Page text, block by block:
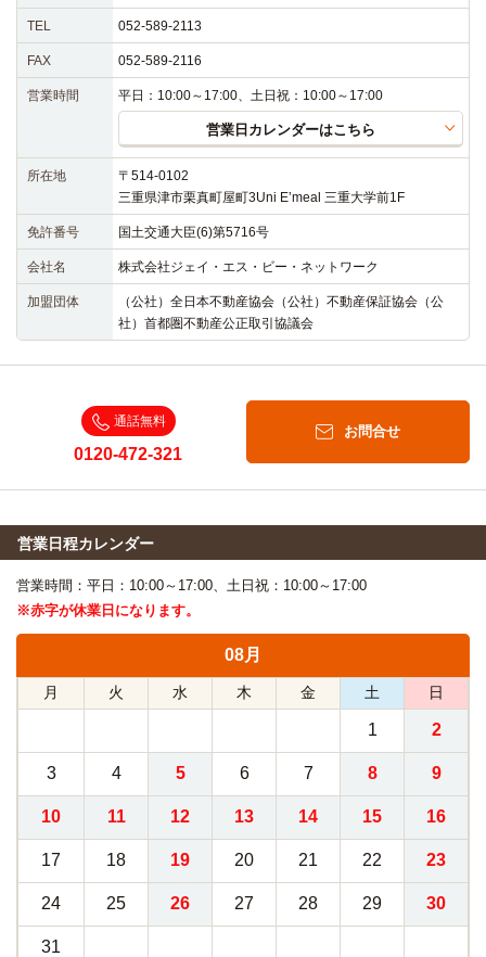
TEL 052-589-2113
FAX 052-589-2116
営業時間 平日：10:00～17:00、土日祝：10:00～17:00
営業日カレンダーはこちら
所在地
〒514-0102
三重県津市栗真町屋町3Uni E’meal 三重大学前1F
免許番号 国土交通大臣(6)第5716号
会社名 株式会社ジェイ・エス・ビー・ネットワーク
加盟団体
（公社）全日本不動産協会（公社）不動産保証協会（公
社）首都圏不動産公正取引協議会
通話無料
0120-472-321
お問合せ
営業日程カレンダー
営業時間：平日：10:00～17:00、土日祝：10:00～17:00
※赤字が休業日になります。
08月
月 火 水 木 金 土 日
1 2
3 4 5 6 7 8 9
10 11 12 13 14 15 16
17 18 19 20 21 22 23
24 25 26 27 28 29 30
31